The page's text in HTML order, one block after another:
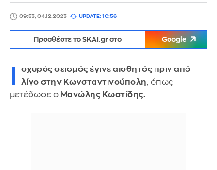
09:53, 04.12.2023 UPDATE: 10:56
Προσθέστε το SKAI.gr στο Google
σχυρός σεισμός έγινε αισθητός πριν από
λίγο στην Κωνσταντινούπολη, όπως
μετέδωσε ο Μανώλης Κωστίδης.